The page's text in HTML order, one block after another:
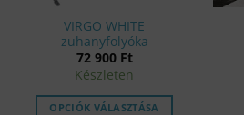
VIRGO WHITE
zuhanyfolyóka
72 900 Ft
Készleten
OPCIÓK VÁLASZTÁSA